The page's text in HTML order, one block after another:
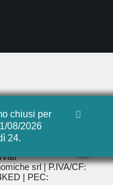
srl| P.IVA/CF:
| PEC:
chiusi per
08/2026
24.